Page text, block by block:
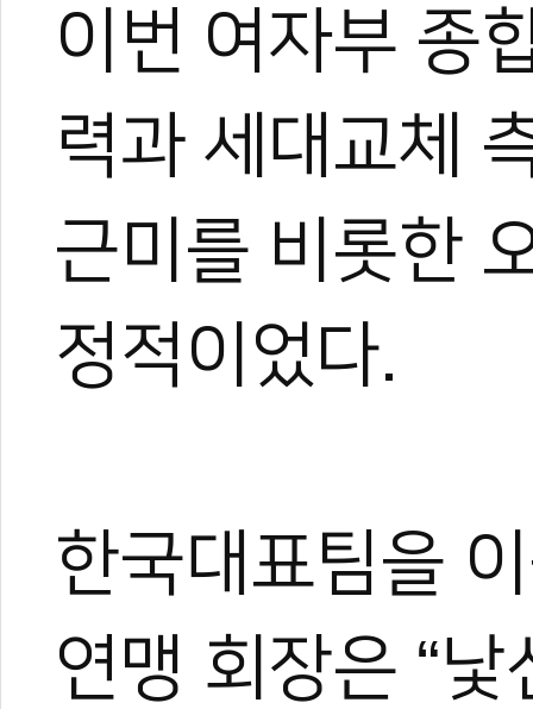
이번 여자부 종
력과 세대교체
근미를 비롯한
정적이었다.
한국대표팀을
연맹 회장은 “